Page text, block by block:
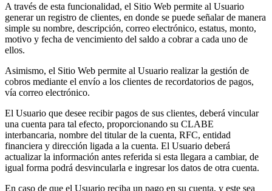
A través de esta funcionalidad, el Sitio Web permite al Usuario
generar un registro de clientes, en donde se puede señalar de manera
simple su nombre, descripción, correo electrónico, estatus, monto,
motivo y fecha de vencimiento del saldo a cobrar a cada uno de
ellos.
Asimismo, el Sitio Web permite al Usuario realizar la gestión de
cobros mediante el envío a los clientes de recordatorios de pagos,
vía correo electrónico.
El Usuario que desee recibir pagos de sus clientes, deberá vincular
una cuenta para tal efecto, proporcionando su CLABE
interbancaria, nombre del titular de la cuenta, RFC, entidad
financiera y dirección ligada a la cuenta. El Usuario deberá
actualizar la información antes referida si esta llegara a cambiar, de
igual forma podrá desvincularla e ingresar los datos de otra cuenta.
En caso de que el Usuario reciba un pago en su cuenta, y este sea